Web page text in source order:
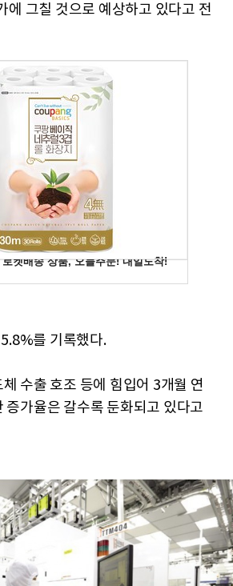
에 그칠 것으로 예상하고 있다고 전
를 기록했다.
수출 호조 등에 힘입어 3개월 연
증가율은 갈수록 둔화되고 있다고